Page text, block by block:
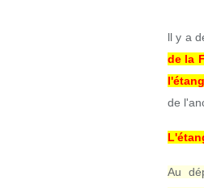
ll y a
de la
de
Au